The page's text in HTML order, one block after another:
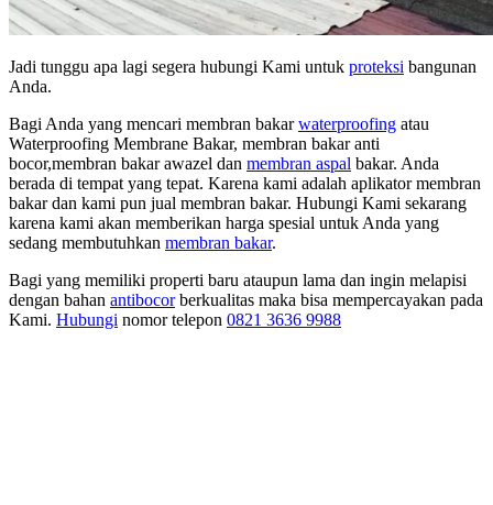
Jadi tunggu apa lagi segera hubungi Kami untuk proteksi bangunan
Anda.
Bagi Anda yang mencari membran bakarwaterproofing atau
Waterproofing Membrane Bakar, membran bakar anti
bocor,membran bakar awazel dan membran aspal bakar. Anda
berada di tempat yang tepat. Karena kami adalah aplikator membran
bakar dan kami pun jual membran bakar. Hubungi Kami sekarang
karena kami akan memberikan harga spesial untuk Anda yang
sedang membutuhkan membran bakar.
Bagi yang memiliki properti baru ataupun lama dan ingin melapisi
dengan bahan antibocorberkualitas maka bisa mempercayakan pada
Kami. Hubungi nomor telepon 0821 3636 9988